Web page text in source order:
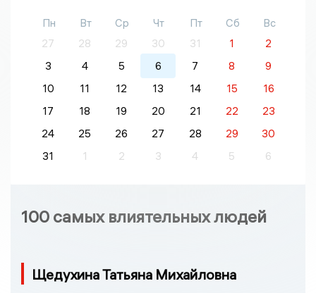
Пн Вт Ср Чт Пт Сб
Вс
27
28 29 30 31 1
2
3
4 5 6 7 8
9
10
11 12 13 14 15
16
17
18 19 20 21 22
23
24
25 26 27 28 29
30
31
1 2 3 4 5 6
100 самых влиятельных людей
Щедухина Татьяна Михайловна